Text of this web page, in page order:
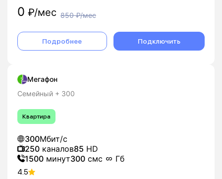
0 ₽/мес 850₽/мес
Подробнее Подключить
Мегафон
Семейный + 300
Квартира
300Мбит/с
250 каналов85 HD
1500 минут300 смс Гб
4.5